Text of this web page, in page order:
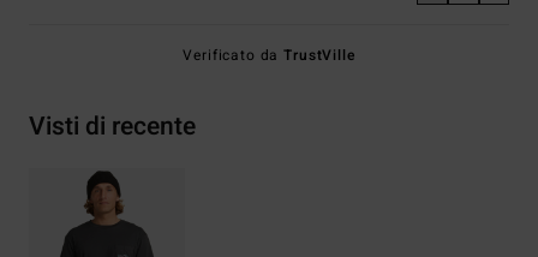
Verificato daTrustVille
Visti di recente